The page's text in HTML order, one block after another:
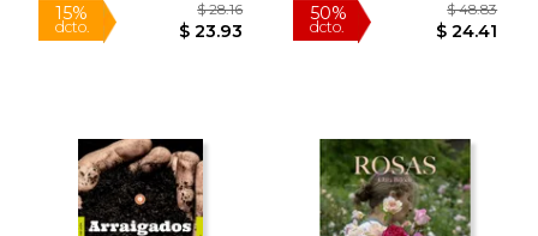
15%
dcto. $ 23.93
50%
dcto.